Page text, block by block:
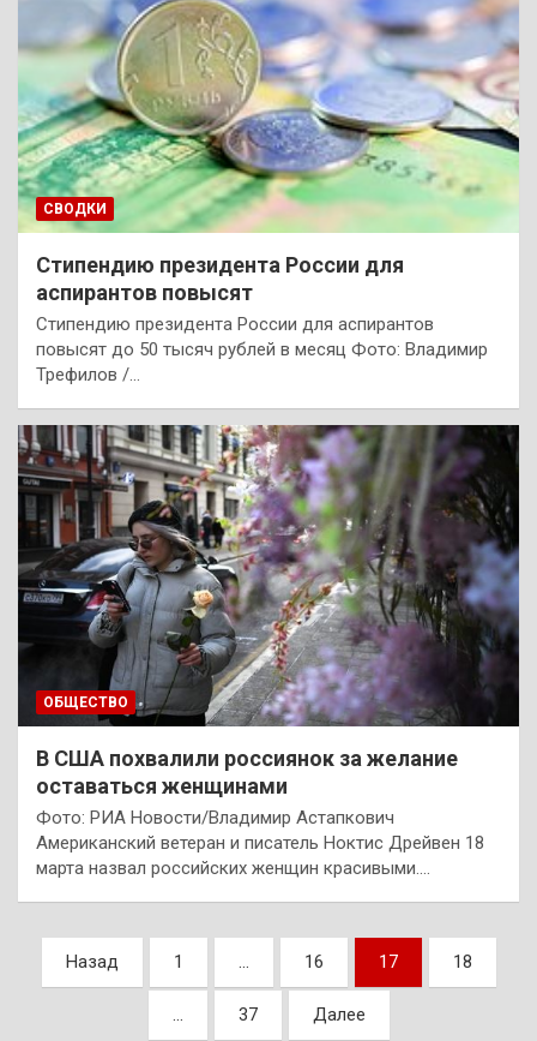
СВОДКИ
Стипендию президента России для
аспирантов повысят
Стипендию президента России для аспирантов
повысят до 50 тысяч рублей в месяц Фото: Владимир
Трефилов /…
ОБЩЕСТВО
В США похвалили россиянок за желание
оставаться женщинами
Фото: РИА Новости/Владимир Астапкович
Американский ветеран и писатель Ноктис Дрейвен 18
марта назвал российских женщин красивыми.…
Пагинация
записей
Назад 1 … 16 17 18
… 37 Далее